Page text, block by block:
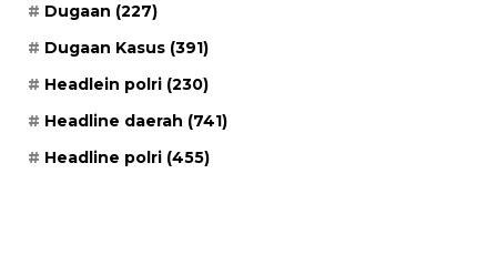
Dugaan (227)
Dugaan Kasus (391)
Headlein polri (230)
Headline daerah (741)
Headline polri (455)